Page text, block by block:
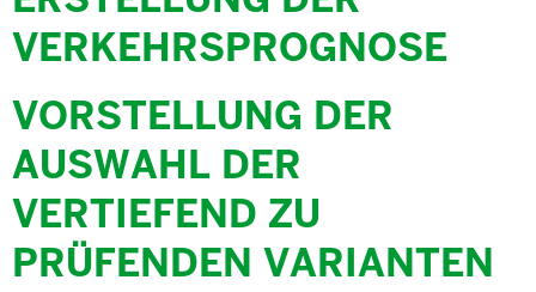
VERKEHRSPROGNOSE
VORSTELLUNG DER
AUSWAHL DER
VERTIEFEND ZU
PRÜFENDEN VARIANTEN